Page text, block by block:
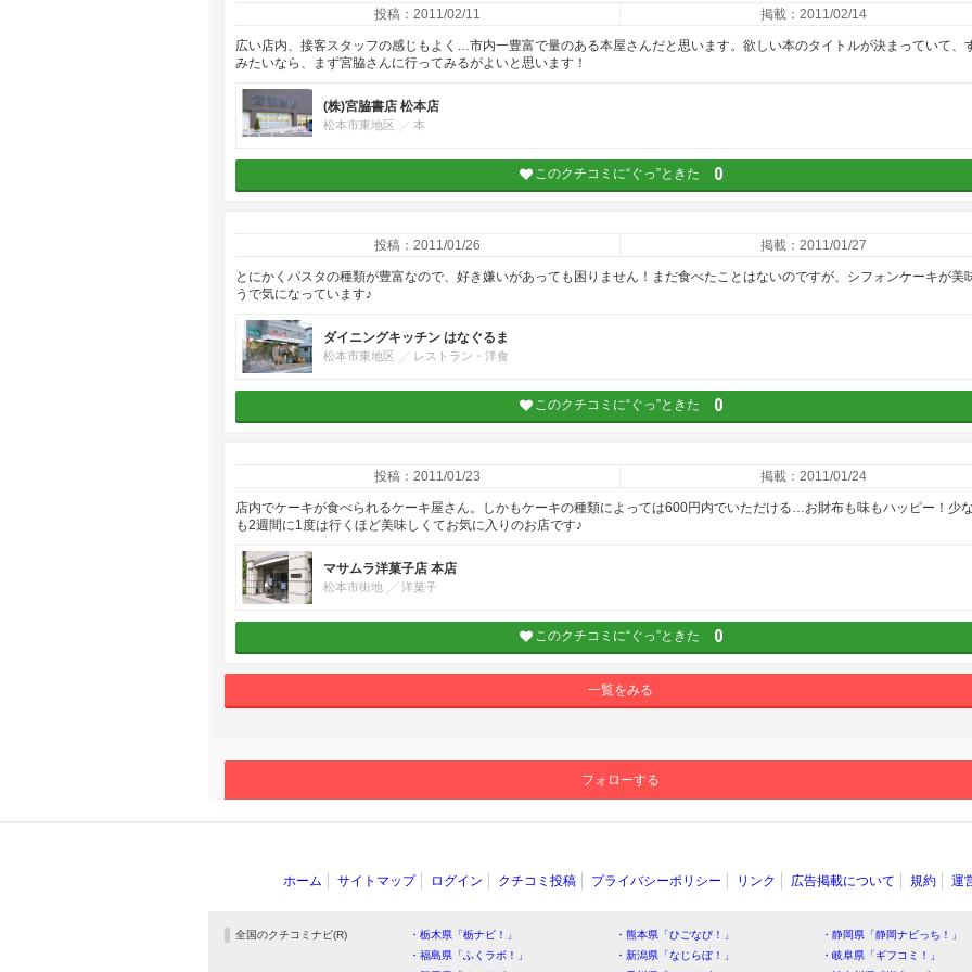
投稿：2011/02/11 掲載：2011/02/14
広い店内、接客スタッフの感じもよく…市内一豊富で量のある本屋さんだと思います。欲しい本のタイトルが決まっていて、
みたいなら、まず宮脇さんに行ってみるがよいと思います！
(株)宮脇書店 松本店
松本市東地区 本
このクチコミに“ぐっ”ときた 0
投稿：2011/01/26 掲載：2011/01/27
とにかくパスタの種類が豊富なので、好き嫌いがあっても困りません！まだ食べたことはないのですが、シフォンケーキが美
うで気になっています♪
ダイニングキッチン はなぐるま
松本市東地区 レストラン・洋食
このクチコミに“ぐっ”ときた 0
投稿：2011/01/23 掲載：2011/01/24
店内でケーキが食べられるケーキ屋さん。しかもケーキの種類によっては600円内でいただける…お財布も味もハッピー！少
も2週間に1度は行くほど美味しくてお気に入りのお店です♪
マサムラ洋菓子店 本店
松本市街地 洋菓子
このクチコミに“ぐっ”ときた 0
一覧をみる
フォローする
ホーム サイトマップ ログイン クチコミ投稿 プライバシーポリシー リンク 広告掲載について 規約 運
全国のクチコミナビ(R) ・栃木県「栃ナビ！」 ・熊本県「ひごなび！」 ・静岡県「静岡ナビっち！」
・福島県「ふくラボ！」
・新潟県「なじらぼ！」 ・岐阜県「ギフコミ！」